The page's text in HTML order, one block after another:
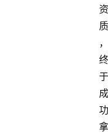
资
质
，
终
于
成
功
拿